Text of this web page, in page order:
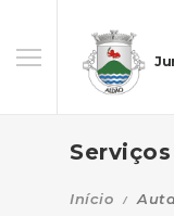
Serviços
Início